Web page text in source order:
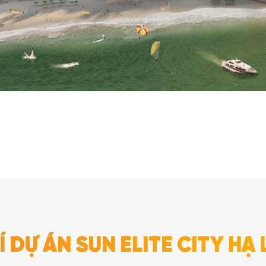
DỰ ÁN SUN ELITE CITY HẠ